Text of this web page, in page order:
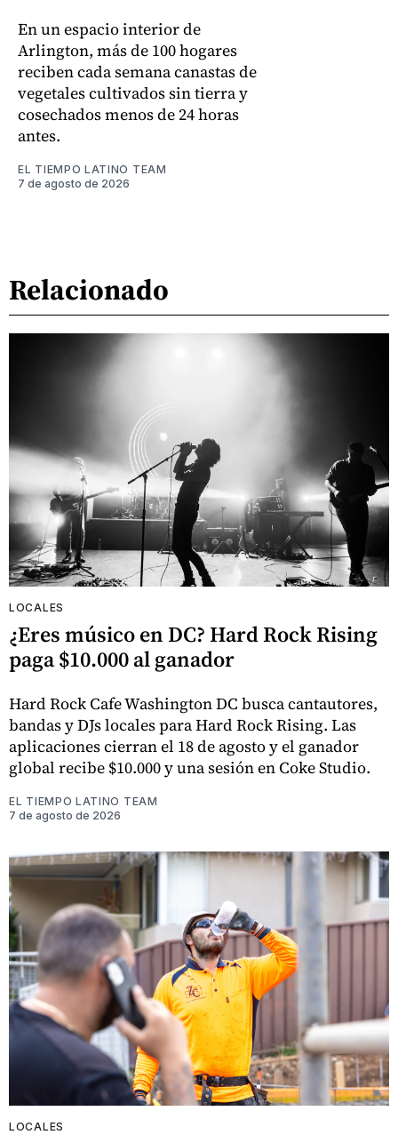
En un espacio interior de
Arlington, más de 100 hogares
reciben cada semana canastas de
vegetales cultivados sin tierra y
cosechados menos de 24 horas
antes.
EL TIEMPO LATINO TEAM
7 de agosto de 2026
Relacionado
LOCALES
¿Eres músico en DC? Hard Rock Rising
paga $10.000 al ganador
Hard Rock Cafe Washington DC busca cantautores,
bandas y DJs locales para Hard Rock Rising. Las
aplicaciones cierran el 18 de agosto y el ganador
global recibe $10.000 y una sesión en Coke Studio.
EL TIEMPO LATINO TEAM
7 de agosto de 2026
LOCALES